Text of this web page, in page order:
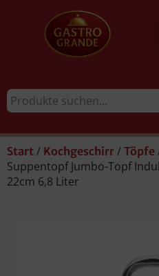
Start / Kochgeschirr / Töpfe
Suppentopf Jumbo-Topf
22cm 6,8 Liter